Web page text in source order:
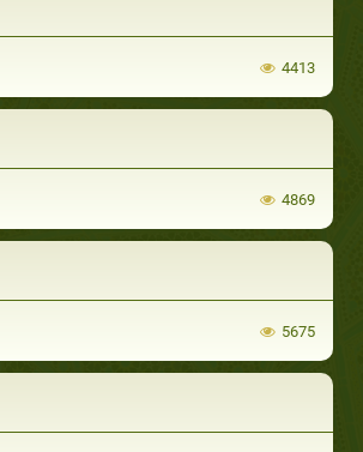
4413
4869
5675